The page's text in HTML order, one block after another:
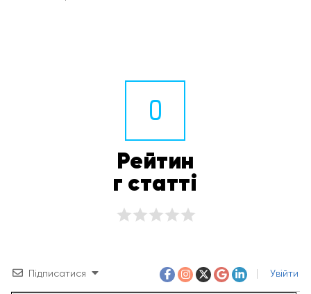
0
Рейтин
г статті
Підписатися Увійти